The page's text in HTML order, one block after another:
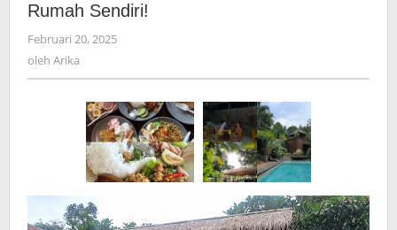
Vibesnya
Adem
Banget
Seperti
Rumah
Sendiri!
Rumah Sendiri!
Februari 20, 2025
oleh Arika